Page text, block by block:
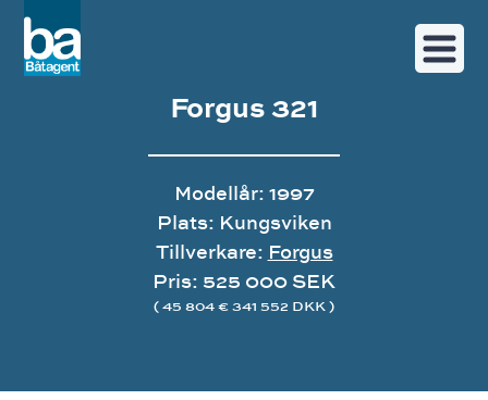
Forgus 321
Modellår: 1997
Plats: Kungsviken
Tillverkare: Forgus
Pris: 525 000 SEK
( 45 804 € 341 552 DKK )